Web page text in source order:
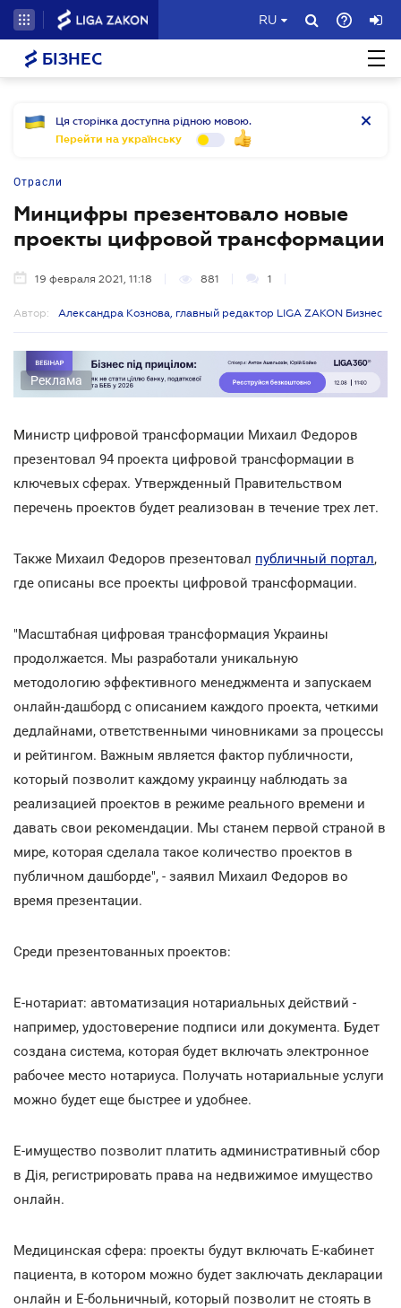
RU
БІЗНЕС
Ця сторінка доступна рідною мовою.
Перейти на українську
Отрасли
Минцифры презентовало новые
проекты цифровой трансформации
19 февраля 2021, 11:18 881 1
Автор: Александра Кознова, главный редактор LIGA ZAKON Бизнес
Реклама
Министр цифровой трансформации Михаил Федоров
презентовал 94 проекта цифровой трансформации в
ключевых сферах. Утвержденный Правительством
перечень проектов будет реализован в течение трех лет.
Также Михаил Федоров презентовал публичный портал,
где описаны все проекты цифровой трансформации.
"Масштабная цифровая трансформация Украины
продолжается. Мы разработали уникальную
методологию эффективного менеджмента и запускаем
онлайн-дашборд с описанием каждого проекта, четкими
дедлайнами, ответственными чиновниками за процессы
и рейтингом. Важным является фактор публичности,
который позволит каждому украинцу наблюдать за
реализацией проектов в режиме реального времени и
давать свои рекомендации. Мы станем первой страной в
мире, которая сделала такое количество проектов в
публичном дашборде", - заявил Михаил Федоров во
время презентации.
Среди презентованных проектов:
Е-нотариат: автоматизация нотариальных действий -
например, удостоверение подписи или документа. Будет
создана система, которая будет включать электронное
рабочее место нотариуса. Получать нотариальные услуги
можно будет еще быстрее и удобнее.
Е-имущество позволит платить административный сбор
в Дія, регистрировать права на недвижимое имущество
онлайн.
Медицинская сфера: проекты будут включать Е-кабинет
пациента, в котором можно будет заключать декларации
онлайн и Е-больничный, который позволит не стоять в